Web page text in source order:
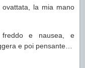
la mia mano
e nausea, e
e poi pensante…